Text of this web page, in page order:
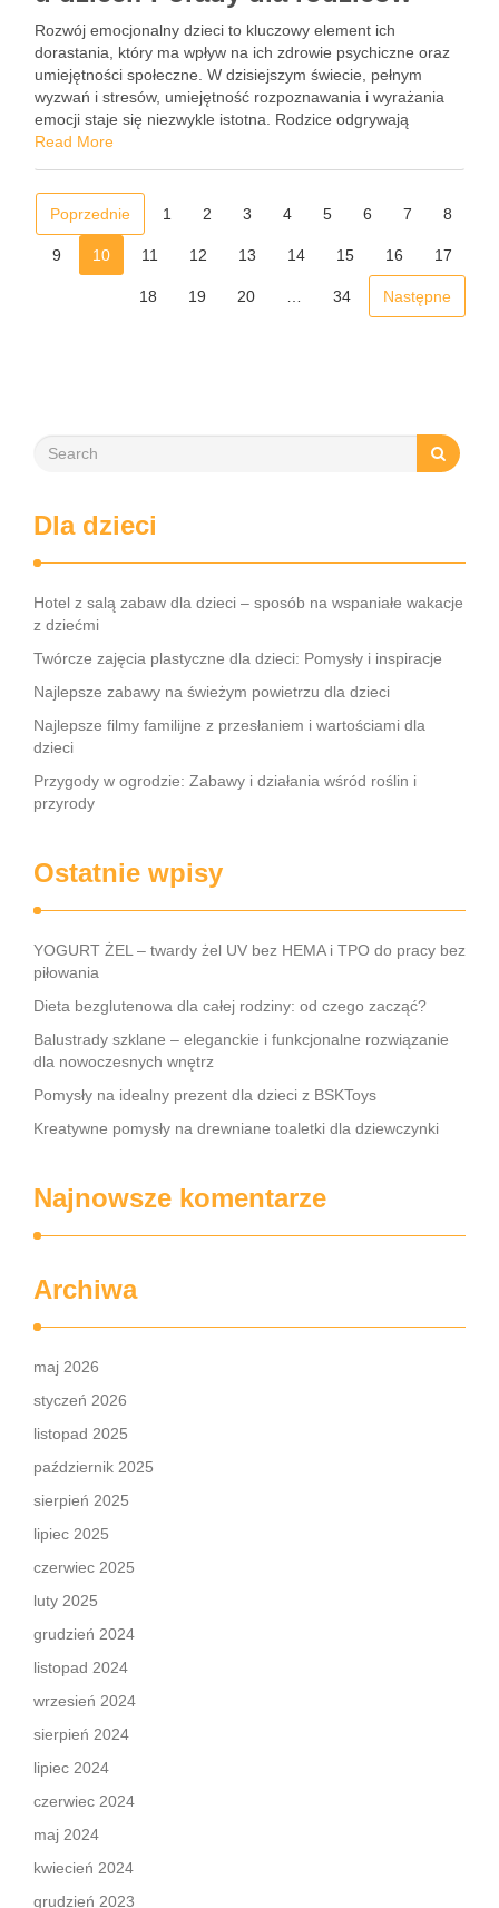
Rozwój emocjonalny dzieci to kluczowy element ich
dorastania, który ma wpływ na ich zdrowie psychiczne oraz
umiejętności społeczne. W dzisiejszym świecie, pełnym
wyzwań i stresów, umiejętność rozpoznawania i wyrażania
emocji staje się niezwykle istotna. Rodzice odgrywają
fundamentalną rolę w tym procesie, a ich wsparcie może
Read More
Poprzednie 1 2 3 4 5 6 7 8
9 10 11 12 13 14 15 16 17
18 19 20 34 Następne
Dla dzieci
Hotel z salą zabaw dla dzieci – sposób na wspaniałe wakacje
z dziećmi
Twórcze zajęcia plastyczne dla dzieci: Pomysły i inspiracje
Najlepsze zabawy na świeżym powietrzu dla dzieci
Najlepsze filmy familijne z przesłaniem i wartościami dla
dzieci
Przygody w ogrodzie: Zabawy i działania wśród roślin i
przyrody
Ostatnie wpisy
YOGURT ŻEL – twardy żel UV bez HEMA i TPO do pracy bez
piłowania
Dieta bezglutenowa dla całej rodziny: od czego zacząć?
Balustrady szklane – eleganckie i funkcjonalne rozwiązanie
dla nowoczesnych wnętrz
Pomysły na idealny prezent dla dzieci z BSKToys
Kreatywne pomysły na drewniane toaletki dla dziewczynki
Najnowsze komentarze
Archiwa
maj 2026
styczeń 2026
listopad 2025
październik 2025
sierpień 2025
lipiec 2025
czerwiec 2025
luty 2025
grudzień 2024
listopad 2024
wrzesień 2024
sierpień 2024
lipiec 2024
czerwiec 2024
maj 2024
kwiecień 2024
grudzień 2023